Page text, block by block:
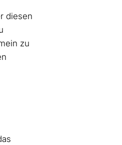
diesen
zu